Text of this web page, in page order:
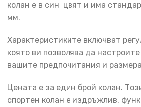
колан е в син цвят и има
мм.
Характеристиките включват
която ви позволява да
вашите предпочитания и
Цената е за един брой колан.
спортен колан е издръжлив,